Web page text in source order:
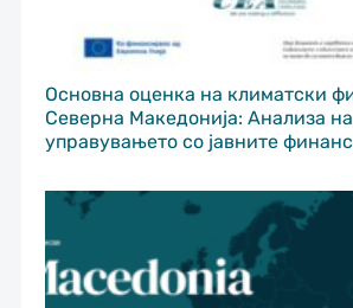
Основна оценка на климатски
Северна Македонија: Анализа
управувањето со јавните